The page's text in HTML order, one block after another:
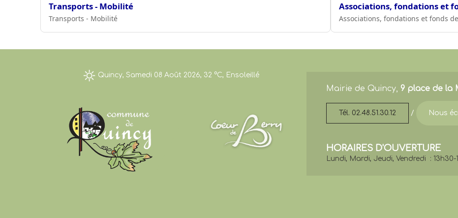
Transports - Mobilité
Transports - Mobilité
Associations, fondations et
Associations, fondations et fonds
Quincy, Samedi 08 Août 2026, 32 °C, Ensoleillé
Mairie de Quincy, 9 place de la
Tél. 02.48.51.30.12 / Nous
HORAIRES D'OUVERTURE
Lundi, Mardi, Jeudi, Vendredi : 13h30-